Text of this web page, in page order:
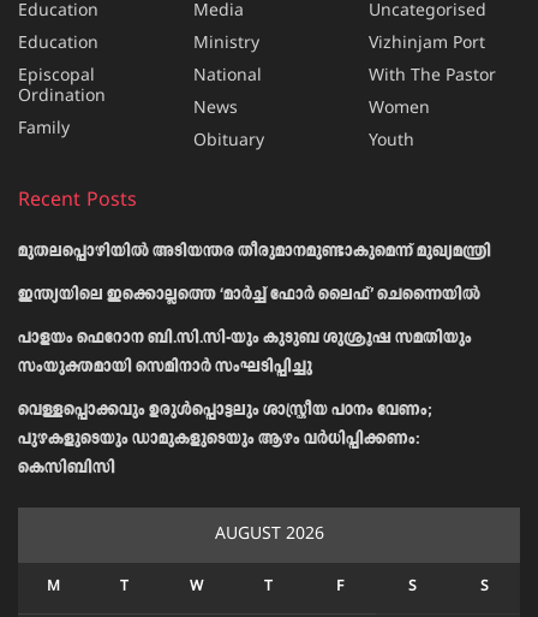
Education
Education
Episcopal
Ordination
Family
Media
Ministry
National
News
Obituary
Uncategorised
Vizhinjam Port
With The Pastor
Women
Youth
Recent Posts
മുതലപ്പൊഴിയിൽ അടിയന്തര തീരുമാനമുണ്ടാകുമെന്ന് മുഖ്യമന്ത്രി
ഇന്ത്യയിലെ ഇക്കൊല്ലത്തെ ‘മാർച്ച് ഫോർ ലൈഫ്’ ചെന്നൈയിൽ
പാളയം ഫെറോന ബി.സി.സി-യും കുടുബ ശുശ്രൂഷ സമതിയും
സംയുക്തമായി സെമിനാർ സംഘടിപ്പിച്ചു
വെള്ളപ്പൊക്കവും ഉരുള്‍പ്പൊട്ടലും ശാസ്ത്രീയ പഠനം വേണം;
പുഴകളുടെയും ഡാമുകളുടെയും ആഴം വര്‍ധിപ്പിക്കണം:
കെസിബിസി
AUGUST 2026
M T W T F S S